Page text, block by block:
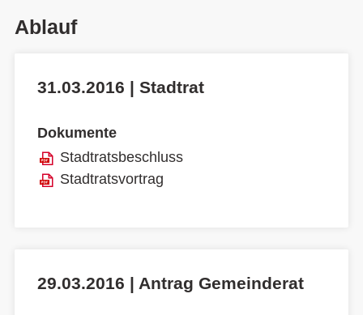
Ablauf
31.03.2016 | Stadtrat
Dokumente
Stadtratsbeschluss
Stadtratsvortrag
29.03.2016 | Antrag Gemeinderat